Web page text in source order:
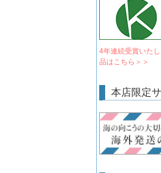
4年連続受賞いた
品はこちら＞＞
本店限定